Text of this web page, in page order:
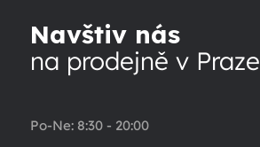
Navštiv nás
na prodejně v Praze
Po-Ne: 8:30 - 20:00